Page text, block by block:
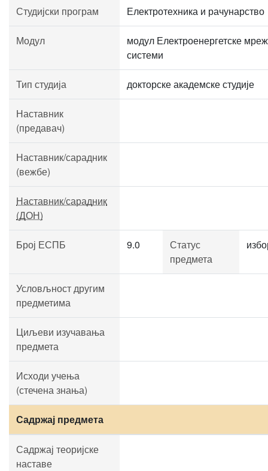
Студијски програм Електротехника и рачунарство
Модул
модул Електроенергетске
системи
Тип студија докторске академске студије
Наставник
(предавач)
Наставник/сарадник
(вежбе)
Наставник/сарадник
(ДОН)
Број ЕСПБ 9.0
Статус
предмета
Условљност другим
предметима
Циљеви изучавања
предмета
Исходи учења
(стечена знања)
Садржај предмета
Садржај теоријске
наставе